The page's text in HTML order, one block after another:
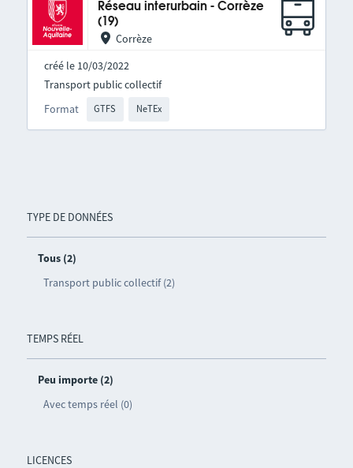
TYPE DE DONNÉES
Tous (2)
Transport public collectif (2)
TEMPS RÉEL
Peu importe (2)
Avec temps réel (0)
LICENCES
Réseau interurbain - Corrèze
(19)
Corrèze
créé le 10/03/2022
Format GTFS NeTEx
Transport public collectif